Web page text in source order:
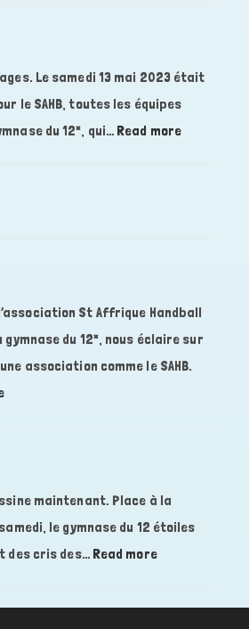
Le samedi 13 mai 2023 était
le SAHB, toutes les équipes
du 12*, qui… Read more:
St Affrique Handball
du 12*, nous éclaire sur
association comme le SAHB.
:
#7
maintenant. Place à la
le gymnase du 12 étoiles
des cris des… Read more: